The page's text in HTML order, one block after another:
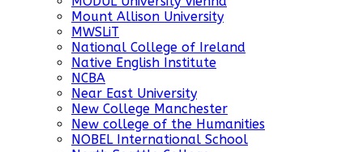
Mount Allison University
MWSLiT
National College of Ireland
Native English Institute
NCBA
Near East University
New College Manchester
New college of the Humanities
NOBEL International School